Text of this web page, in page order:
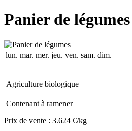
Panier de légumes
lun. mar. mer. jeu. ven. sam. dim.
Agriculture biologique
Contenant à ramener
Prix de vente : 3.624 €/kg